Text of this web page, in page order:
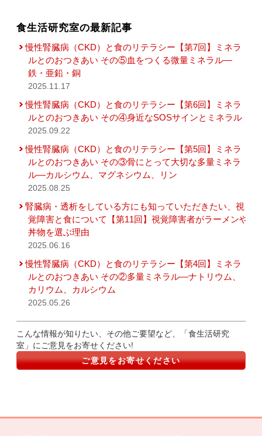
食生活研究室の最新記事
慢性腎臓病（CKD）と食のリテラシー【第7回】ミネラ
ルとのおつきあい その⑤血をつくる微量ミネラル―
鉄・亜鉛・銅
2025.11.17
慢性腎臓病（CKD）と食のリテラシー【第6回】ミネラ
ルとのおつきあい その④身近なSOSサインとミネラル
2025.09.22
慢性腎臓病（CKD）と食のリテラシー【第5回】ミネラ
ルとのおつきあい その③骨にとって大切な多量ミネラ
ル―カルシウム、マグネシウム、リン
2025.08.25
腎臓病・透析をしている方にも知っていただきたい、視
覚障害と食について【第11回】視覚障害者がラーメンや
丼物を選ぶ理由
2025.06.16
慢性腎臓病（CKD）と食のリテラシー【第4回】ミネラ
ルとのおつきあい その②多量ミネラル―ナトリウム、
カリウム、カルシウム
2025.05.26
こんな情報が知りたい、その他ご要望など、「食生活研究
室」にご意見をお寄せください!
ご意見をお寄せください